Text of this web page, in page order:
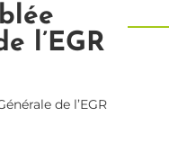
l’EGR
de l’EGR